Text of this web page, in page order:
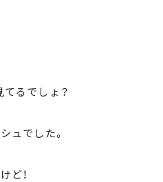
るでしょ？
ュでした。
ど！